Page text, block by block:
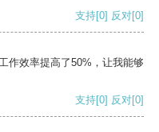
支持[0] 反对[0]
作效率提高了50%，让我能够
支持[0] 反对[0]